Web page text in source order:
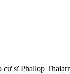
sĩ Phallop